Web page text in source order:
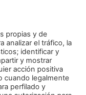
propias y de
analizar el tráfico, la
identificar y
y mostrar
acción positiva
cuando legalmente
perfilado y